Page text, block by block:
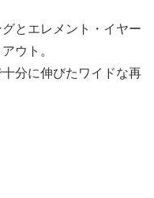
とエレメント・イヤー
ウト。
分に伸びたワイドな再